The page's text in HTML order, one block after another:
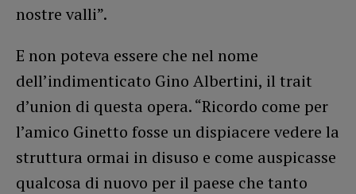
nostre valli”.
E non poteva essere che nel nome
dell’indimenticato Gino Albertini, il trait
d’union di questa opera. “Ricordo come per
l’amico Ginetto fosse un dispiacere vedere la
struttura ormai in disuso e come auspicasse
qualcosa di nuovo per il paese che tanto